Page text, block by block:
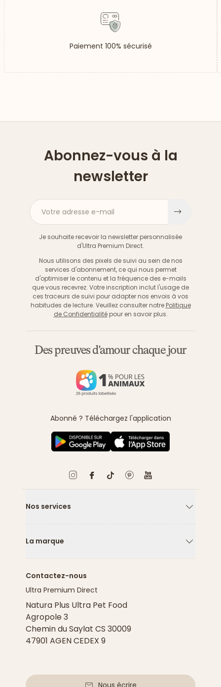
Paiement 100% sécurisé
Abonnez-vous à la
newsletter
Votre adresse e-mail
Je souhaite recevoir la newsletter personnalisée
d'Ultra Premium Direct.
Nous utilisons des pixels de suivi au sein de nos
services d'abonnement, ce qui nous permet
d'optimiser le contenu et la fréquence des e-mails
que vous recevrez. Votre inscription inclut l'usage de
ces traceurs de suivi pour adapter nos envois à vos
habitudes de lecture. Veuillez consulter notre Politique
de Confidentialitépour en savoir plus.
Des preuves d'amour chaque jour
Abonné ? Téléchargez l'application
Nos services
La marque
Contactez-nous
Ultra Premium Direct
Natura Plus Ultra Pet Food
Agropole 3
Chemin du Saylat CS 30009
47901 AGEN CEDEX 9
Nous écrire